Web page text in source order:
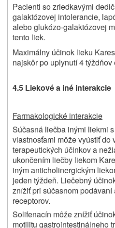
Pacienti so zriedkavými
galaktózovej intolerancie,
alebo glukózo-galaktózovej
tento liek.
Maximálny účinok lieku
najskôr po uplynutí 4
4.5 Liekové a iné interakcie
Farmakologické interakcie
Súčasná liečba inými liekmi
vlastnosťami môže vyústiť do
terapeutických účinkov a
ukončením liečby liekom
iným anticholinergickým
jeden týždeň. Liečebný
znížiť pri súčasnom
receptorov.
Solifenacín môže znížiť
motilitu gastrointestinálneho